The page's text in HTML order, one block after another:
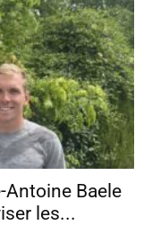
Antoine Baele
les...